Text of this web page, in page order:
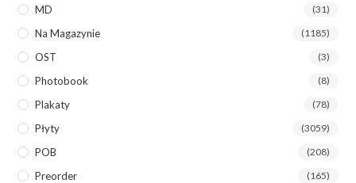
MD (31)
Na Magazynie (1185)
OST (3)
Photobook (8)
Plakaty (78)
Płyty (3059)
POB (208)
Preorder (165)